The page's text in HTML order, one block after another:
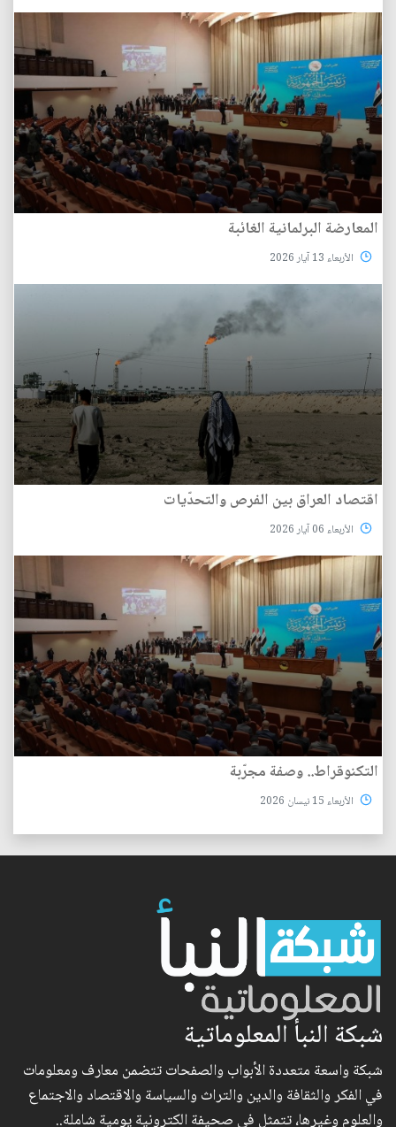
المعارضة البرلمانية الغائبة
الأربعاء 13 آيار 2026
اقتصاد العراق بين الفرص والتحدّيات
الأربعاء 06 آيار 2026
التكنوقراط.. وصفة مجرّبة
الأربعاء 15 نيسان 2026
شبكة النبأ المعلوماتية
شبكة واسعة متعددة الأبواب والصفحات تتضمن معارف ومعلومات
في الفكر والثقافة والدين والتراث والسياسة والاقتصاد والاجتماع
والعلوم وغيرها، تتمثل في صحيفة الكترونية يومية شاملة..